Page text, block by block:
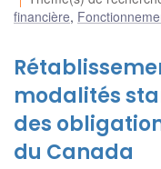
financière,
modalités
des
du Canada